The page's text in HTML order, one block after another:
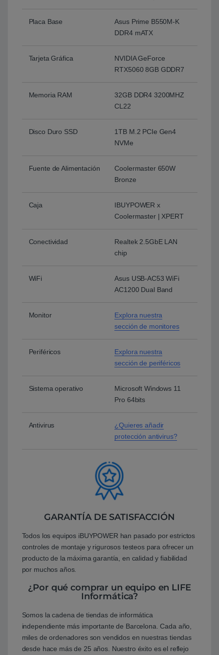
Placa Base
Asus Prime B550M-K
DDR4 mATX
Tarjeta Gráfica
NVIDIA GeForce
RTX5060 8GB GDDR7
Memoria RAM
32GB DDR4 3200MHZ
CL22
Disco Duro SSD
1TB M.2 PCIe Gen4
NVMe
Fuente de Alimentación
Coolermaster 650W
Bronze
Caja
IBUYPOWER x
Coolermaster | XPERT
Conectividad
Realtek 2.5GbE LAN
chip
WiFi
Asus USB-AC53 WiFi
AC1200 Dual Band
Monitor
Explora nuestra
sección de monitores
Periféricos
Explora nuestra
sección de periféricos
Sistema operativo
Microsoft Windows 11
Pro 64bits
Antivirus
¿Quieres añadir
protección antivirus?
GARANTÍA DE SATISFACCIÓN
Todos los equipos iBUYPOWER han pasado por estrictos
controles de montaje y rigurosos testeos para ofrecer un
producto de la máxima garantía, en calidad y fiabilidad
por muchos años.
¿Por qué comprar un equipo en LIFE
Informática?
Somos la cadena de tiendas de informática
independiente más importante de Barcelona. Cada año,
miles de ordenadores son vendidos en nuestras tiendas
desde hace más de 25 años. Nuestro éxito es el reflejo